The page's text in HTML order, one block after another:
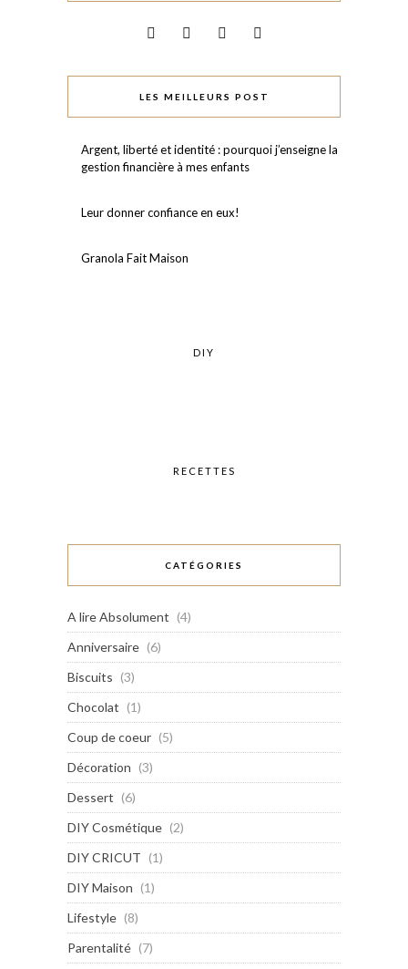
LES MEILLEURS POST
Argent, liberté et identité : pourquoi j’enseigne la
gestion financière à mes enfants
Leur donner confiance en eux!⠀
Granola Fait Maison
DIY
RECETTES
CATÉGORIES
A lire Absolument (4)
Anniversaire (6)
Biscuits (3)
Chocolat (1)
Coup de coeur (5)
Décoration (3)
Dessert (6)
DIY Cosmétique (2)
DIY CRICUT (1)
DIY Maison (1)
Lifestyle (8)
Parentalité (7)